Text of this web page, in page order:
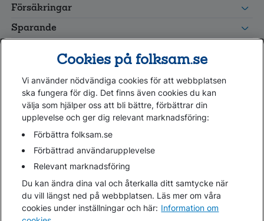
grupp
Leverantörswebb
Försäkringar
Sparande
Kundservice
Hjälp
Webbkarta
Cookies
Hantera cookies
Personuppgifter GDPR
Tillgänglighetsredogörelse
Om penningtvättslagen
Cookies på folksam.se
Vi använder nödvändiga cookies för att webbplatsen
ska fungera för dig. Det finns även cookies du kan
välja som hjälper oss att bli bättre, förbättrar din
upplevelse och ger dig relevant marknadsföring:
Förbättra folksam.se
Förbättrad användarupplevelse
Relevant marknadsföring
Du kan ändra dina val och återkalla ditt samtycke när
du vill längst ned på webbplatsen. Läs mer om våra
cookies under inställningar och här: Information om